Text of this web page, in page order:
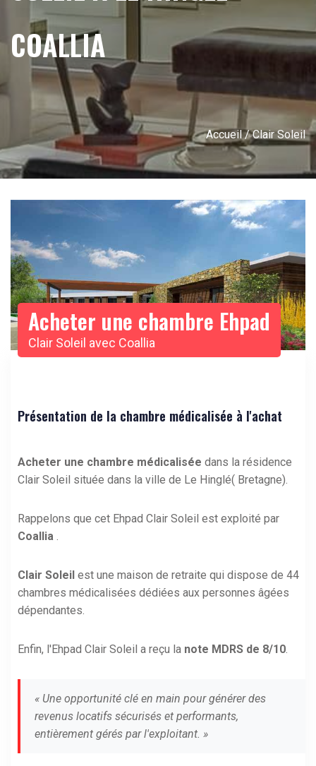
COALLIA
Accueil/ Clair Soleil
Acheter une chambre Ehpad
Clair Soleil avec Coallia
Présentation de la chambre médicalisée à l'achat
Acheter une chambre médicalisée dans la résidence
Clair Soleil située dans la ville de Le Hinglé( Bretagne).
Rappelons que cet Ehpad Clair Soleil est exploité par
Coallia
Clair Soleil est une maison de retraite qui dispose de 44
chambres médicalisées dédiées aux personnes âgées
dépendantes.
Enfin, l'Ehpad Clair Soleil a reçu la note MDRS de 8/10
« Une opportunité clé en main pour générer des
revenus locatifs sécurisés et performants,
entièrement gérés par l'exploitant. »